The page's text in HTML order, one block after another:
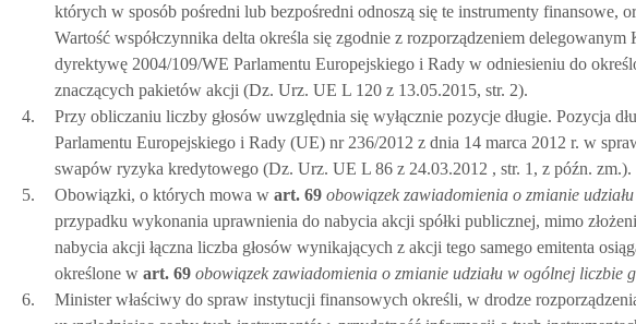
których w sposób pośredni lub bezpośredni odnoszą się te instrumenty finansowe,
Wartość współczynnika delta określa się zgodnie z rozporządzeniem
dyrektywę 2004/109/WE Parlamentu Europejskiego i Rady w odniesieniu do
znaczących pakietów akcji (Dz. Urz. UE L 120 z 13.05.2015, str. 2).
4.
Przy obliczaniu liczby głosów uwzględnia się wyłącznie pozycje długie. Pozycja
Parlamentu Europejskiego i Rady (UE) nr 236/2012 z dnia 14 marca 2012 r. w
swapów ryzyka kredytowego (Dz. Urz. UE L 86 z 24.03.2012 , str. 1, z późn. zm.).
5.
Obowiązki, o których mowa w art. 69 obowiązek zawiadomienia o zmianie
przypadku wykonania uprawnienia do nabycia akcji spółki publicznej, mimo
nabycia akcji łączna liczba głosów wynikających z akcji tego samego emitenta
określone w art. 69 obowiązek zawiadomienia o zmianie udziału w ogólnej liczbie
6.
Minister właściwy do spraw instytucji finansowych określi, w drodze